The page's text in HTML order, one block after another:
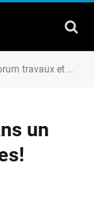
travaux et rénovation
un